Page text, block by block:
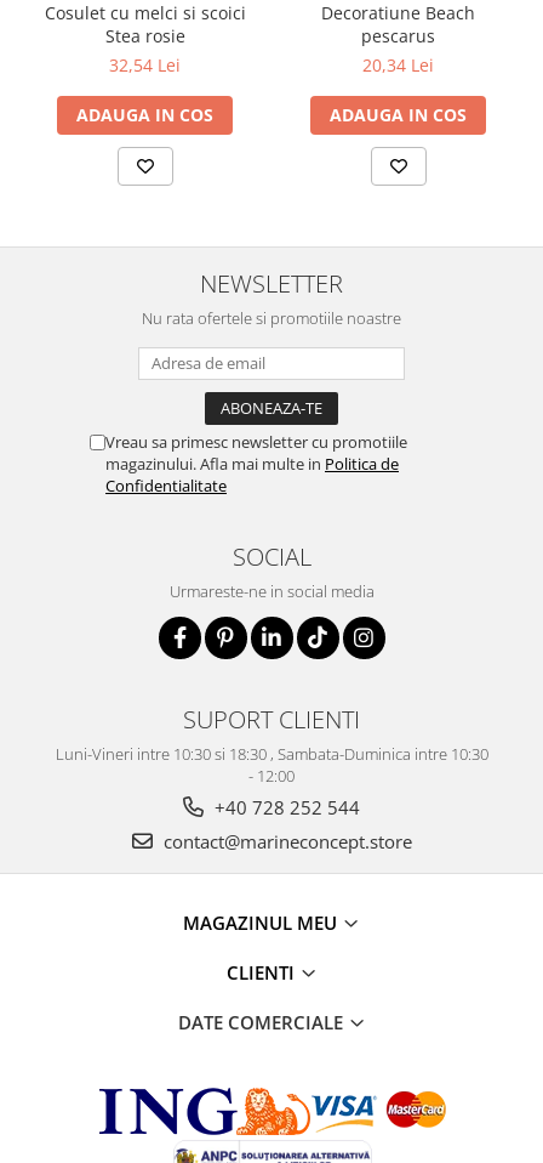
Cosulet cu melci si scoici
Stea rosie
32,54 Lei
ADAUGA IN COS
Decoratiune Beach
pescarus
20,34 Lei
ADAUGA IN COS
NEWSLETTER
Nu rata ofertele si promotiile noastre
Vreau sa primesc newsletter cu promotiile
magazinului. Afla mai multe in Politica de
Confidentialitate
SOCIAL
Urmareste-ne in social media
SUPORT CLIENTI
Luni-Vineri intre 10:30 si 18:30 , Sambata-Duminica intre 10:30
- 12:00
+40 728 252 544
contact@marineconcept.store
MAGAZINUL MEU
CLIENTI
DATE COMERCIALE